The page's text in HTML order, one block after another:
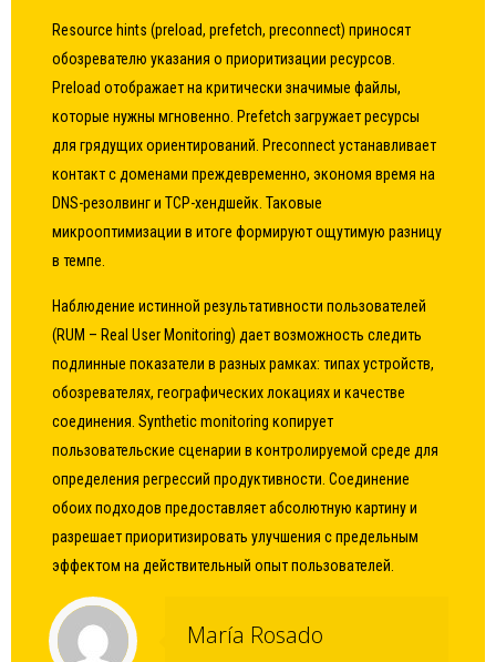
Resource hints (preload, prefetch, preconnect) приносят
обозревателю указания о приоритизации ресурсов.
Preload отображает на критически значимые файлы,
которые нужны мгновенно. Prefetch загружает ресурсы
для грядущих ориентирований. Preconnect устанавливает
контакт с доменами преждевременно, экономя время на
DNS-резолвинг и TCP-хендшейк. Таковые
микрооптимизации в итоге формируют ощутимую разницу
в темпе.
Наблюдение истинной результативности пользователей
(RUM – Real User Monitoring) дает возможность следить
подлинные показатели в разных рамках: типах устройств,
обозревателях, географических локациях и качестве
соединения. Synthetic monitoring копирует
пользовательские сценарии в контролируемой среде для
определения регрессий продуктивности. Соединение
обоих подходов предоставляет абсолютную картину и
разрешает приоритизировать улучшения с предельным
эффектом на действительный опыт пользователей.
María Rosado